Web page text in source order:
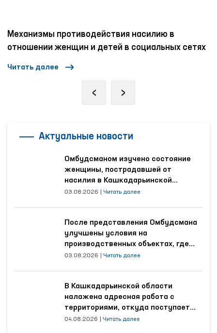
специализированного научно-практического
медицинского центра психиатрической
службы, а также Папский мужской дом-
интернат «Мурувват» для лиц с
Механизмы противодействия насилию в
отношении женщин и детей в социальных сетях
Читать далее
‹ ›
Актуальные новости
Омбудсманом изучено состояние
женщины, пострадавшей от
насилия в Кашкадарьинской
области
03.08.2026 Читать далее
После представления Омбудсмана
улучшены условия на
производственных объектах, где
трудятся осуждённые
03.08.2026 Читать далее
В Кашкадарьинской области
налажена адресная работа с
территориями, откуда поступает
наибольшее количество обращений
04.08.2026 Читать далее